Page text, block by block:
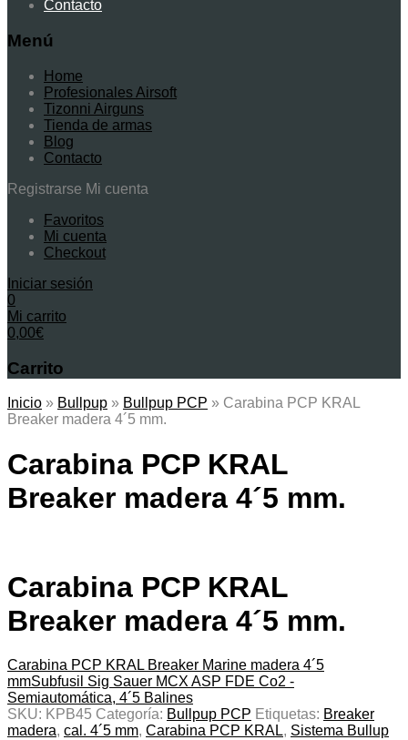
Contacto
Menú
Home
Profesionales Airsoft
Tizonni Airguns
Tienda de armas
Blog
Contacto
Registrarse Mi cuenta
Favoritos
Mi cuenta
Checkout
Iniciar sesión
0
Mi carrito
0,00€
Carrito
Inicio » Bullpup » Bullpup PCP » Carabina PCP KRAL
Breaker madera 4´5 mm.
Carabina PCP KRAL
Breaker madera 4´5 mm.
Carabina PCP KRAL
Breaker madera 4´5 mm.
Carabina PCP KRAL Breaker Marine madera 4´5
mmSubfusil Sig Sauer MCX ASP FDE Co2 -
Semiautomática, 4´5 Balines
SKU: KPB45 Categoría: Bullpup PCP Etiquetas: Breaker
madera, cal. 4´5 mm, Carabina PCP KRAL, Sistema Bullup